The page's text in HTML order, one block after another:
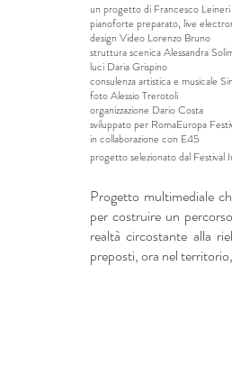
un progetto di Francesco Leineri
pianoforte preparato, live
design Video Lorenzo Bruno
struttura scenica Alessandra
luci Daria Grispino
consulenza artistica e musicale
foto Alessio Trerotoli
organizzazione Dario Costa
sviluppato per RomaEuropa
in collaborazione con E45
progetto selezionato dal
Progetto multimediale
per costruire un
realtà circostante alla
preposti, ora nel